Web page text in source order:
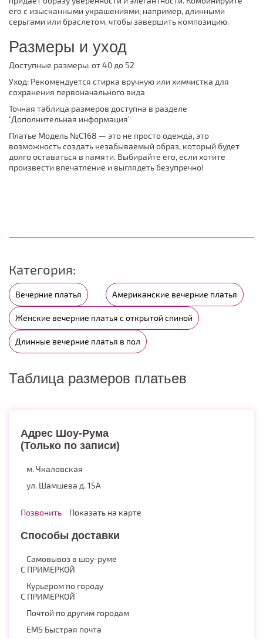
его с изысканными украшениями, например, длинными
серьгами или браслетом, чтобы завершить композицию.
Размеры и уход
Доступные размеры: от 40 до 52
Уход: Рекомендуется стирка вручную или химчистка для
сохранения первоначального вида
Точная таблица размеров доступна в разделе
"Дополнительная информация"
Платье Модель №C168 — это не просто одежда, это
возможность создать незабываемый образ, который будет
долго оставаться в памяти. Выбирайте его, если хотите
произвести впечатление и выглядеть безупречно!
Категория:
Вечерние платья Американские вечерние платья
Женские вечерние платья с открытой спиной
Длинные вечерние платья в пол
Таблица размеров платьев
Адрес Шоу-Рума
(Только по записи)
м. Чкаловская
ул. Шамшева д. 15А
Позвонить Показать на карте
Способы доставки
Самовывоз в шоу-руме
С ПРИМЕРКОЙ
Курьером по городу
С ПРИМЕРКОЙ
Почтой по другим городам
EMS Быстрая почта